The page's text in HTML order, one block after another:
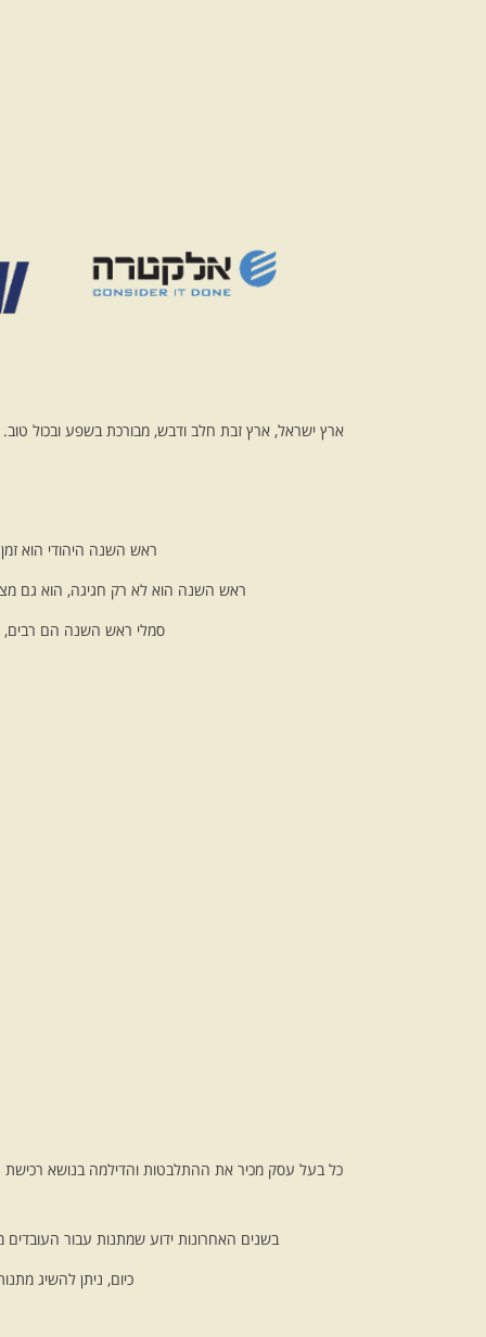
ארץ ישראל, ארץ זבת חלב ודבש, מבורכת בשפע ובכול
ראש השנה היהודי הוא
ראש השנה הוא לא רק חגיגה, הוא גם
סמלי ראש השנה הם רבים,
כל בעל עסק מכיר את ההתלבטות והדילמה בנושא רכישת
בשנים האחרונות ידוע שמתנות עבור
כיום, ניתן להשיג מתנות לעובדים עד 50 ₪ וכך לא להעמיס על התקציב